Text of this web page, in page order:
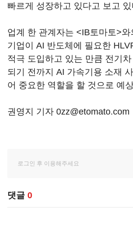
빠르게 성장하고 있다고 보고 있
업계 한 관계자는 <IB토마토>와
기업이 AI 반도체에 필요한
적극 도입하고 있는 만큼 전기
되기 전까지 AI 가속기용 소재
어 중요한 역할을 할 것으로 예
권영지 기자 0zz@etomato.com
댓글 0